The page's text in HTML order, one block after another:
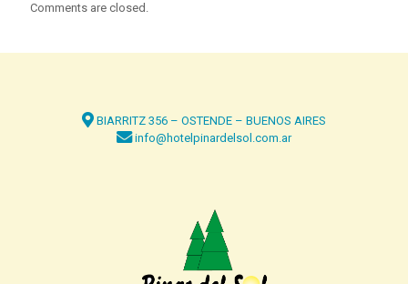
Comments are closed.
BIARRITZ 356 – OSTENDE – BUENOS AIRES
info@hotelpinardelsol.com.ar